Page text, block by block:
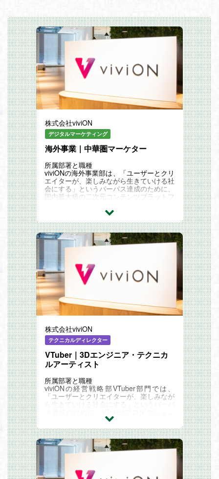
株式会社viviON
デジタルマーケティング
海外事業｜中華圏マーケター
所属部署と職種
viviONの海外事業部は、「ユーザーとクリ
エイターが、楽しみながら生きていける社
会にする」というパーパス達成のために、
国内最大級の二次元コンテンツプラットフ
ビスを世界中に届ける役割を担っていま
す。現在14カ国語に対応し、海外からの
アクセスが4割を超える中で、「世界のvivi
ON」を目指してさらなるグローバル展開
を加速させています。
【台湾・香港エリア担当マーケター】
は、特に二次元/同人文化の親和性が高く
市場規模の大きい台湾・香港を中心とした
繁体字圏において、ユーザー獲得と売上最
大化をミッションとするポジションです。
現地の文化やトレンドを熟知した視点か
ら、オンライン・オフラインを問わないマ
ーケティング戦略を立案・実行し、日本の
ぐ架け橋として事業の成長を牽引していた
だきます。
採用背景
当社は現在、売上高・ユーザー数ともに順
調に成長を続けていますが、さらなる飛躍
のために海外市場の拡大を最重要課題の一
つとしています。特に二次元コンテンツへ
の熱量が高い台湾・香港エリアは、まだま
だ開拓の余地がある重要な市場です。これ
ましたが、今後はよりエリアの特性に合わ
せたローカライズとマーケティングを強化
するため、台湾・香港のマーケットトレン
ドやユーザー心理を深く理解し、施策に落
とし込める方を増員募集することになりま
した。
業務内容
株式会社viviON
テクニカルディレクター
VTuber｜3Dエンジニア・テクニカ
ルアーティスト
所属部署と職種
viviONの経営戦略部VTuber部門では、
「ユーザーとクリエイターが、楽しみなが
ら生きていける社会にする」というパーパ
『あおぎり高校』の運営を行っています。
音響制作や動画制作、タレントマネジメン
トなど、グループ全体で培ってきたエンタ
メ事業の知見を活かし、VTuberの活動を
加速させ、新たな分野への展開を推進して
います。
【3Dエンジニア・テクニカルアーティス
ト】 は、3DモデルやステージのUnityへの